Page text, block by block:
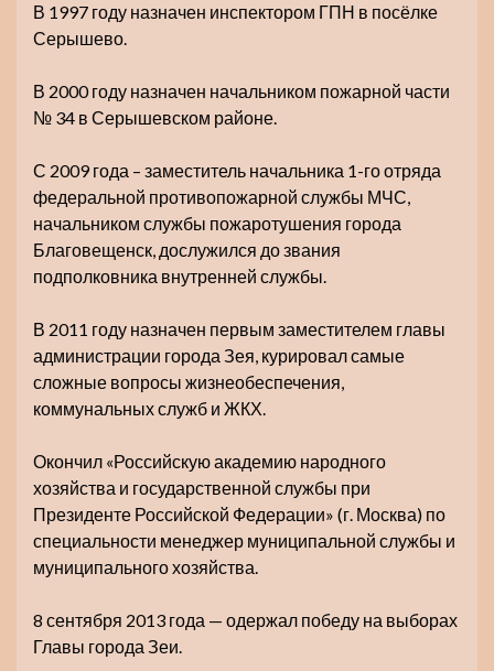
В 1997 году назначен инспектором ГПН в посёлке
Серышево.
В 2000 году назначен начальником пожарной части
№ 34 в Серышевском районе.
С 2009 года – заместитель начальника 1-го отряда
федеральной противопожарной службы МЧС,
начальником службы пожаротушения города
Благовещенск, дослужился до звания
подполковника внутренней службы.
В 2011 году назначен первым заместителем главы
администрации города Зея, курировал самые
сложные вопросы жизнеобеспечения,
коммунальных служб и ЖКХ.
Окончил «Российскую академию народного
хозяйства и государственной службы при
Президенте Российской Федерации» (г. Москва) по
специальности менеджер муниципальной службы и
муниципального хозяйства.
8 сентября 2013 года — одержал победу на выборах
Главы города Зеи.